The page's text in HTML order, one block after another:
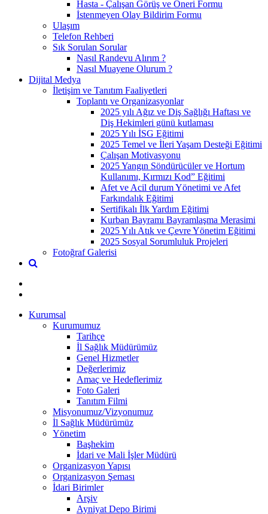
Hasta - Çalışan Görüş ve Öneri Formu
İstenmeyen Olay Bildirim Formu
Ulaşım
Telefon Rehberi
Sık Sorulan Sorular
Nasıl Randevu Alırım ?
Nasıl Muayene Olurum ?
Dijital Medya
İletişim ve Tanıtım Faaliyetleri
Toplantı ve Organizasyonlar
2025 yılı Ağız ve Diş Sağlığı Haftası ve
Diş Hekimleri günü kutlaması
2025 Yılı İSG Eğitimi
2025 Temel ve İleri Yaşam Desteği Eğitimi
Çalışan Motivasyonu
2025 Yangın Söndürücüler ve Hortum
Kullanımı, Kırmızı Kod” Eğitimi
Afet ve Acil durum Yönetimi ve Afet
Farkındalık Eğitimi
Sertifikalı İlk Yardım Eğitimi
Kurban Bayramı Bayramlaşma Merasimi
2025 Yılı Atık ve Çevre Yönetim Eğitimi
2025 Sosyal Sorumluluk Projeleri
Fotoğraf Galerisi
Kurumsal
Kurumumuz
Tarihçe
İl Sağlık Müdürümüz
Genel Hizmetler
Değerlerimiz
Amaç ve Hedeflerimiz
Foto Galeri
Tanıtım Filmi
Misyonumuz/Vizyonumuz
İl Sağlık Müdürümüz
Yönetim
Başhekim
İdari ve Mali İşler Müdürü
Organizasyon Yapısı
Organizasyon Şeması
İdari Birimler
Arşiv
Ayniyat Depo Birimi